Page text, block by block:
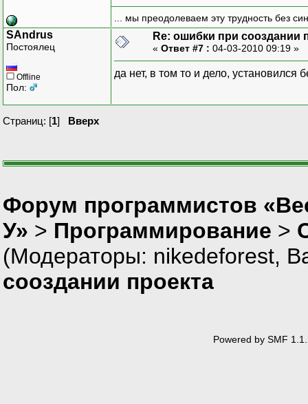
... мы преодолеваем эту трудность без
SAndrus
Постоялец
Offline
Пол:
Re: ошибки при сооздании
« Ответ #7 : 04-03-2010 09:19 »
да нет, в том то и дело,
Страниц: [1] Вверх
Форум программистов
У» > Программирование >
(Модераторы: nikedeforest,
сооздании проекта
Powered by SMF